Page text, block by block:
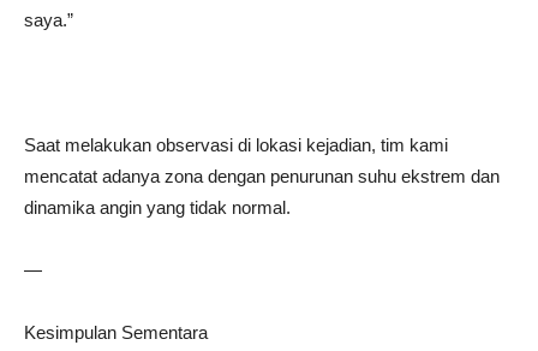
saya.”
Saat melakukan observasi di lokasi kejadian, tim kami
mencatat adanya zona dengan penurunan suhu ekstrem dan
dinamika angin yang tidak normal.
—
Kesimpulan Sementara